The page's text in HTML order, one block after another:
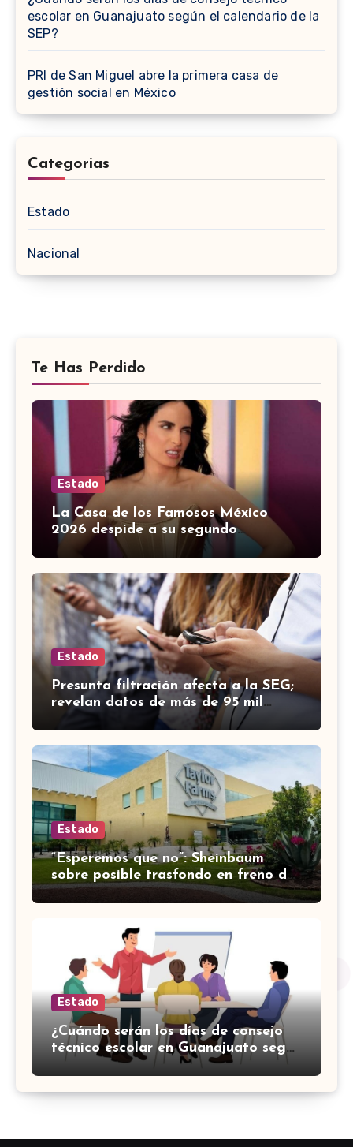
escolar en Guanajuato según el calendario de la
SEP?
PRI de San Miguel abre la primera casa de
gestión social en México
Categorias
Estado
Nacional
Te Has Perdido
Estado
La Casa de los Famosos México
2026 despide a su segundo
habitante: ¿Quién fue eliminado?
Estado
Presunta filtración afecta a la SEG;
revelan datos de más de 95 mil
trabajadores de Guanajuato
Estado
“Esperemos que no”: Sheinbaum
sobre posible trasfondo en freno de
importación de lechuga de
Estado
¿Cuándo serán los días de consejo
técnico escolar en Guanajuato según
el calendario de la SEP?